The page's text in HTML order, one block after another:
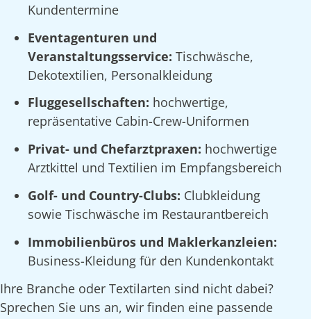
Kundentermine
Eventagenturen und
Veranstaltungsservice: Tischwäsche,
Dekotextilien, Personalkleidung
Fluggesellschaften: hochwertige,
repräsentative Cabin-Crew-Uniformen
Privat- und Chefarztpraxen: hochwertige
Arztkittel und Textilien im Empfangsbereich
Golf- und Country-Clubs: Clubkleidung
sowie Tischwäsche im Restaurantbereich
Immobilienbüros und Maklerkanzleien:
Business-Kleidung für den Kundenkontakt
Ihre Branche oder Textilarten sind nicht dabei?
Sprechen Sie uns an, wir finden eine passende